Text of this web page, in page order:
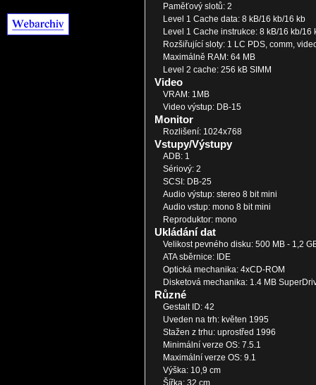
Paměťový slotů: 2
Level 1 Cache data: 8 kB/16 kb/16 kb
Level 1 Cache instrukce: 8 kB/16 kb/16
Rozšiřující sloty: 1 LC PDS, comm,
Maximálně RAM: 64 MB
Level 2 cache: 256 kB SIMM
Video
VRAM: 1MB
Video výstup: DB-15
Monitor
Rozlišení: 1024x768
Vstupy/Výstupy
ADB: 1
Sériový: 2
SCSI: DB-25
Audio výstup: stereo 8 bit mini
Audio vstup: mono 8 bit mini
Reproduktor: mono
Ukládání dat
Velikost pevného disku: 500 MB - 1,2
ATA sběrnice: IDE
Optická mechanika: 4xCD-ROM
Disketová mechanika: 1.4 MB
Různé
Gestalt ID: 42
Uveden na trh: květen 1995
Stažen z trhu: uprostřed 1996
Minimální verze OS: 7.5.1
Maximální verze OS: 9.1
Výška: 10,9 cm
Šířka: 32 cm